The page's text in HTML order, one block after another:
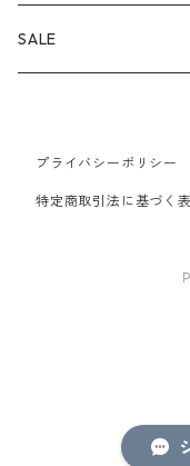
PANTS
SALE
PANTS
プライバシーポリシー
特定商取引法に基づく